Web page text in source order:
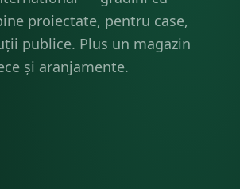
proiectate, pentru case,
publice. Plus un magazin
și aranjamente.